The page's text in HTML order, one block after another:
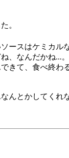
。
ースはケミカル
、なんだかね...。
きて、食べ終わ
んとかしてくれ